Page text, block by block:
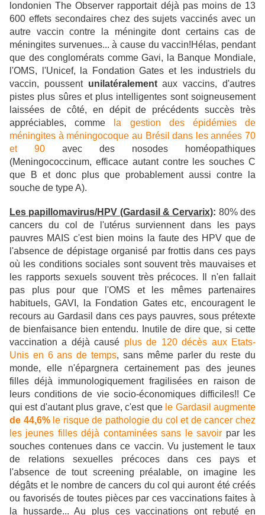
londonien The Observer rapportait déjà pas moins de 13
600 effets secondaires chez des sujets vaccinés avec un
autre vaccin contre la méningite dont certains cas de
méningites survenues... à cause du vaccin!Hélas, pendant
que des conglomérats comme Gavi, la Banque Mondiale,
l'OMS, l'Unicef, la Fondation Gates et les industriels du
vaccin, poussent unilatéralementaux vaccins, d'autres
pistes plus sûres et plus intelligentes sont soigneusement
laissées de côté, en dépit de précédents succès très
appréciables, comme
la gestion des épidémies de
méningites à méningocoque au Brésil dans les années 70
et 90 avec des nosodes homéopathiques
(Meningococcinum, efficace autant contre les souches C
que B et donc plus que probablement aussi contre la
souche de type A).
Les papillomavirus/HPV (Gardasil & Cervarix): 80% des
cancers du col de l'utérus surviennent dans les pays
pauvres MAIS c'est bien moins la faute des HPV que de
l'absence de dépistage organisé par frottis dans ces pays
où les conditions sociales sont souvent très mauvaises et
les rapports sexuels souvent très précoces. Il n'en fallait
pas plus pour que l'OMS et les mêmes partenaires
habituels, GAVI, la Fondation Gates etc, encouragent le
recours au Gardasil dans ces pays pauvres, sous prétexte
de bienfaisance bien entendu. Inutile de dire que, si cette
vaccination a déjà causé plus de 120 décès aux Etats-
Unis en 6 ans de temps, sans même parler du reste du
monde, elle n'épargnera certainement pas des jeunes
filles déjà immunologiquement fragilisées en raison de
leurs conditions de vie socio-économiques difficiles!! Ce
qui est d'autant plus grave, c'est que le Gardasil augmente
de 44,6%le risque de pathologie du col et de cancer chez
les jeunes filles déjà contaminées sans le savoir par les
souches contenues dans ce vaccin. Vu justement le taux
de relations sexuelles précoces dans ces pays et
l'absence de tout screening préalable, on imagine les
dégâts et le nombre de cancers du col qui auront été créés
ou favorisés de toutes pièces par ces vaccinations faites à
la hussarde... Au plus ces vaccinations ont rebuté en